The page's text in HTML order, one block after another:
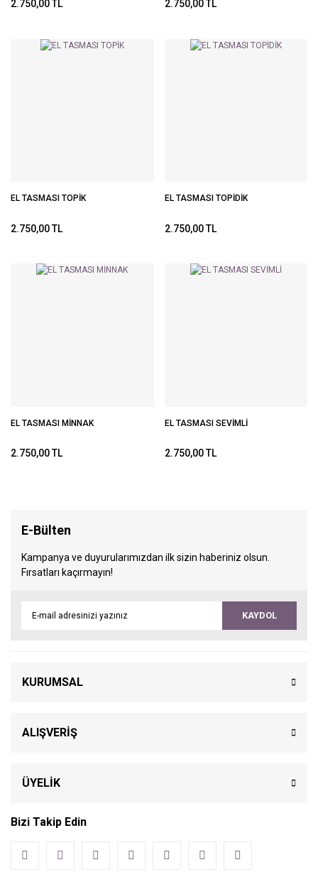
2.750,00 TL 2.750,00 TL
EL TASMASI TOPİK
2.750,00 TL
EL TASMASI TOPİDİK
2.750,00 TL
EL TASMASI MİNNAK
2.750,00 TL
EL TASMASI SEVİMLİ
2.750,00 TL
E-Bülten
Kampanya ve duyurularımızdan ilk sizin haberiniz olsun.
Fırsatları kaçırmayın!
KAYDOL
KURUMSAL
ALIŞVERİŞ
ÜYELİK
Bizi Takip Edin